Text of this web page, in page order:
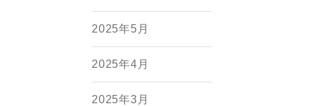
2025年5月
2025年4月
2025年3月